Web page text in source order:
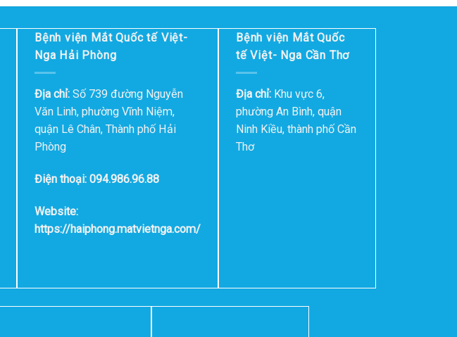
Bệnh viện Mắt Quốc tế Việt-
Nga Hải Phòng
Địa chỉ: Số 739 đường Nguyễn
Văn Linh, phường Vĩnh Niệm,
quận Lê Chân, Thành phố Hải
Phòng
Điện thoại: 094.986.96.88
Website:
https://haiphong.matvietnga.com/
Bệnh viện Mắt Quốc
tế Việt- Nga Cần Thơ
Địa chỉ: Khu vực 6,
phường An Bình, quận
Ninh Kiều, thành phố Cần
Thơ